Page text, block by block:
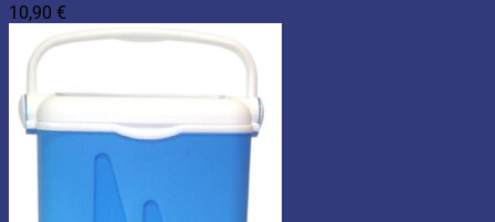
10,90 €